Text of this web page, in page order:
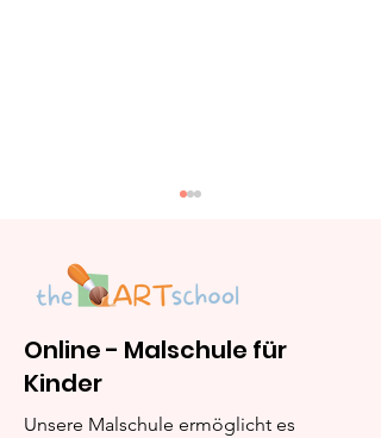
Ausmalbilder:
Buchstaben
Online - Malschule für
Kinder
Unsere Malschule ermöglicht es